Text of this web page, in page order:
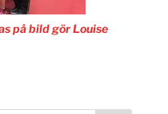
på bild gör Louise